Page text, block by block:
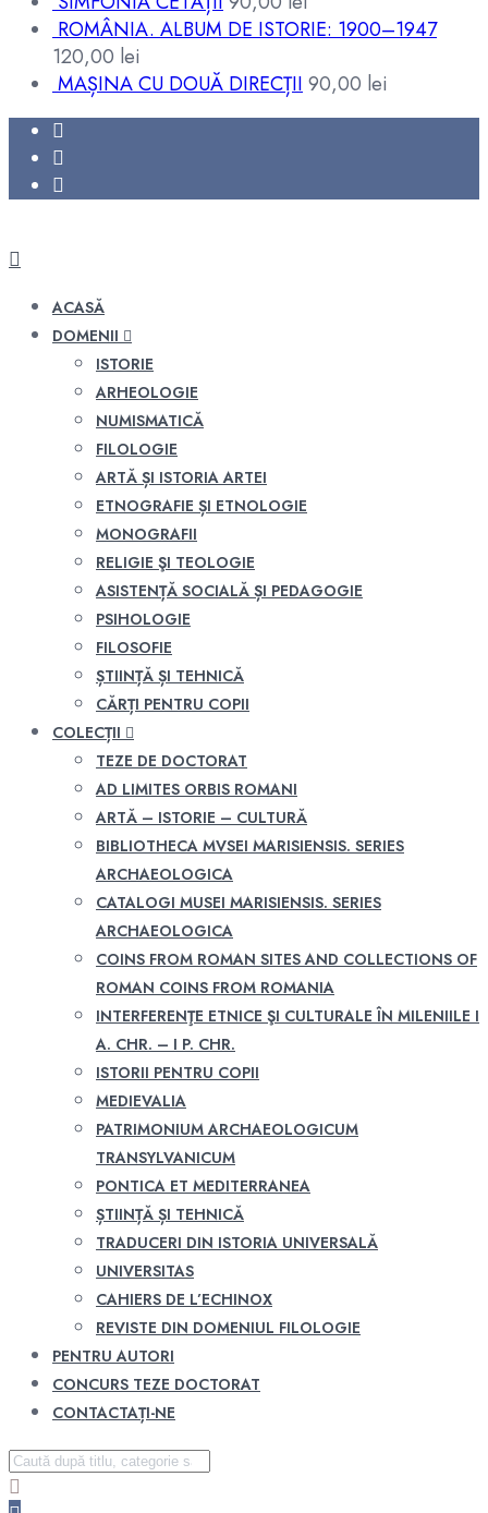
ROMÂNIA. ALBUM DE ISTORIE: 1900–1947
120,00 lei
MAȘINA CU DOUĂ DIRECȚII90,00 lei
ACASĂ
DOMENII
ISTORIE
ARHEOLOGIE
NUMISMATICĂ
FILOLOGIE
ARTĂ ȘI ISTORIA ARTEI
ETNOGRAFIE ȘI ETNOLOGIE
MONOGRAFII
RELIGIE ŞI TEOLOGIE
ASISTENȚĂ SOCIALĂ ȘI PEDAGOGIE
PSIHOLOGIE
FILOSOFIE
ȘTIINȚĂ ȘI TEHNICĂ
CĂRȚI PENTRU COPII
COLECȚII
TEZE DE DOCTORAT
AD LIMITES ORBIS ROMANI
ARTĂ – ISTORIE – CULTURĂ
BIBLIOTHECA MVSEI MARISIENSIS. SERIES
ARCHAEOLOGICA
CATALOGI MUSEI MARISIENSIS. SERIES
ARCHAEOLOGICA
COINS FROM ROMAN SITES AND COLLECTIONS OF
ROMAN COINS FROM ROMANIA
INTERFERENŢE ETNICE ŞI CULTURALE ÎN MILENIILE I
A. CHR. – I P. CHR.
ISTORII PENTRU COPII
MEDIEVALIA
PATRIMONIUM ARCHAEOLOGICUM
TRANSYLVANICUM
PONTICA ET MEDITERRANEA
ȘTIINȚĂ ȘI TEHNICĂ
TRADUCERI DIN ISTORIA UNIVERSALĂ
UNIVERSITAS
CAHIERS DE L’ECHINOX
REVISTE DIN DOMENIUL FILOLOGIE
PENTRU AUTORI
CONCURS TEZE DOCTORAT
CONTACTAȚI-NE